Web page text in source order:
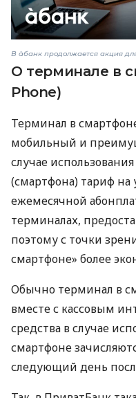
В àбанк продолжается акция
О терминале в
Phone)
Терминал в
мобильный и
случае
(смартфона) тариф на
ежемесячной
терминалах,
поэтому с точки
смартфоне» более
Обычно терминал в
вместе с кассовым
средства в случае
смартфоне
следующий день